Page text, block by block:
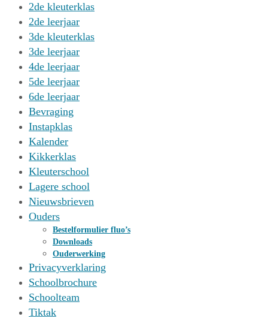
2de kleuterklas
2de leerjaar
3de kleuterklas
3de leerjaar
4de leerjaar
5de leerjaar
6de leerjaar
Bevraging
Instapklas
Kalender
Kikkerklas
Kleuterschool
Lagere school
Nieuwsbrieven
Ouders
Bestelformulier fluo’s
Downloads
Ouderwerking
Privacyverklaring
Schoolbrochure
Schoolteam
Tiktak